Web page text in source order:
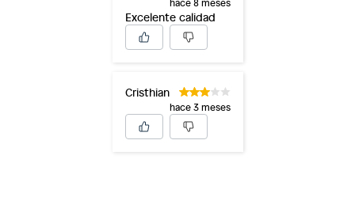
Excelente calidad
Cristhian
hace 3 meses